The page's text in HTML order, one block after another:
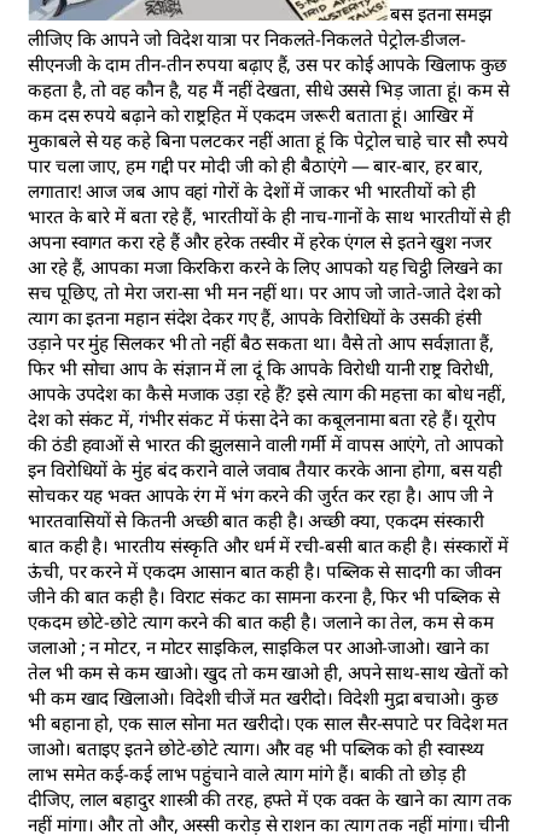
बस इतना समझ
लीजिए कि आपने जो विदेश यात्रा पर निकलते-निकलते पेट्रोल-डीजल-
सीएनजी के दाम तीन-तीन रुपया बढ़ाए हैं, उस पर कोई आपके खिलाफ कुछ
कहता है, तो वह कौन है, यह मैं नहीं देखता, सीधे उससे भिड़ जाता हूं। कम से
कम दस रुपये बढ़ाने को राष्ट्रहित में एकदम जरूरी बताता हूं। आखिर में
मुकाबले से यह कहे बिना पलटकर नहीं आता हूं कि पेट्रोल चाहे चार सौ रुपये
पार चला जाए, हम गद्दी पर मोदी जी को ही बैठाएंगे — बार-बार, हर बार,
लगातार! आज जब आप वहां गोरों के देशों में जाकर भी भारतीयों को ही
भारत के बारे में बता रहे हैं, भारतीयों के ही नाच-गानों के साथ भारतीयों से ही
अपना स्वागत करा रहे हैं और हरेक तस्वीर में हरेक एंगल से इतने खुश नजर
आ रहे हैं, आपका मजा किरकिरा करने के लिए आपको यह चिट्ठी लिखने का
सच पूछिए, तो मेरा जरा-सा भी मन नहीं था। पर आप जो जाते-जाते देश को
त्याग का इतना महान संदेश देकर गए हैं, आपके विरोधियों के उसकी हंसी
उड़ाने पर मुंंह सिलकर भी तो नहीं बैठ सकता था। वैसे तो आप सर्वज्ञाता हैं,
फिर भी सोचा आप के संज्ञान में ला दूं कि आपके विरोधी यानी राष्ट्र विरोधी,
आपके उपदेश का कैसे मजाक उड़ा रहे हैं? इसे त्याग की महत्ता का बोध नहीं,
देश को संकट में, गंभीर संकट में फंसा देने का कबूलनामा बता रहे हैं। यूरोप
की ठंडी हवाओं से भारत की झुलसाने वाली गर्मी में वापस आएंगे, तो आपको
इन विरोधियों के मुंंह बंद कराने वाले जवाब तैयार करके आना होगा, बस यही
सोचकर यह भक्त आपके रंग में भंग करने की जुर्रत कर रहा है। आप जी ने
भारतवासियों से कितनी अच्छी बात कही है। अच्छी क्या, एकदम संस्कारी
बात कही है। भारतीय संस्कृति और धर्म में रची-बसी बात कही है। संस्कारों में
ऊंची, पर करने में एकदम आसान बात कही है। पब्लिक से सादगी का जीवन
जीने की बात कही है। विराट संकट का सामना करना है, फिर भी पब्लिक से
एकदम छोटे-छोटे त्याग करने की बात कही है। जलाने का तेल, कम से कम
जलाओ ; न मोटर, न मोटर साइकिल, साइकिल पर आओ-जाओ। खाने का
तेल भी कम से कम खाओ। खुद तो कम खाओ ही, अपने साथ-साथ खेतों को
भी कम खाद खिलाओ। विदेशी चीजें मत खरीदो। विदेशी मुद्रा बचाओ। कुछ
भी बहाना हो, एक साल सोना मत खरीदो। एक साल सैर-सपाटे पर विदेश मत
जाओ। बताइए इतने छोटे-छोटे त्याग। और वह भी पब्लिक को ही स्वास्थ्य
लाभ समेत कई-कई लाभ पहुंचाने वाले त्याग मांगे हैं। बाकी तो छोड़ ही
दीजिए, लाल बहादुर शास्त्री की तरह, हफ्ते में एक वक्त के खाने का त्याग तक
नहीं मांगा। और तो और, अस्सी करोड़ से राशन का त्याग तक नहीं मांगा। चीनी